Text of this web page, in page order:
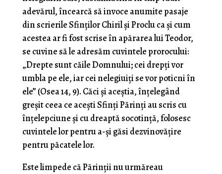
adevărul, încearcă să invoce anumite pasaje
din scrierile Sfinților Chiril și Proclu ca și cum
acestea ar fi fost scrise în apărarea lui Teodor,
se cuvine să le adresăm cuvintele prorocului:
„Drepte sunt căile Domnului; cei drepți vor
umbla pe ele, iar cei nelegiuiți se vor poticni în
ele” (Osea 14, 9). Căci și aceștia, înțelegând
greșit ceea ce acești Sfinți Părinți au scris cu
înțelepciune și cu dreaptă socotință, folosesc
cuvintele lor pentru a-și găsi dezvinovățire
pentru păcatele lor.
Este limpede că Părinții nu urmăreau